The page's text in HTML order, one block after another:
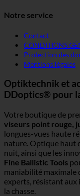
Notre service
Contact
CONDITIONS
Protection des
Mentions légales
Optiktechnik et
DDoptics® pour
Votre boutique de
viseurs point rouge,
longues-vues haute
nature. Optique haut
nuit, ainsi que les
Fine Ballistic Tools
maniabilité maximale
experts, résistant aux
la chasse.